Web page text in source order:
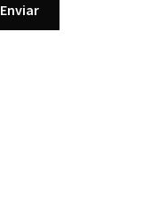
Enviar